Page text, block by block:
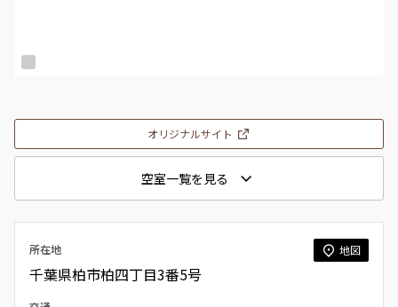
オリジナルサイト
空室一覧を見る
所在地 地図
千葉県柏市柏四丁目3番5号